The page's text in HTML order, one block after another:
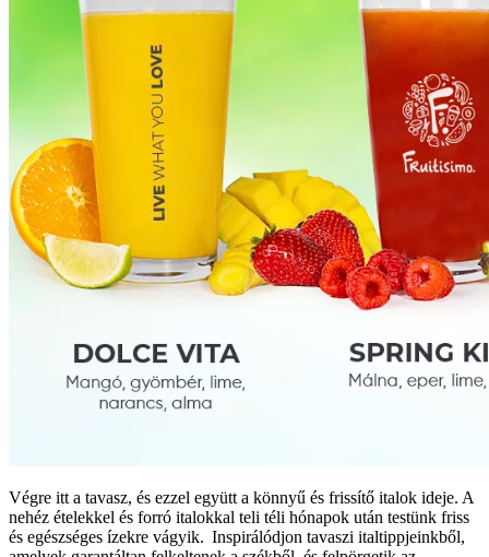
Végre itt a tavasz, és ezzel együtt a könnyű és frissítő italok ideje. A
nehéz ételekkel és forró italokkal teli téli hónapok után testünk friss
és egészséges ízekre vágyik. Inspirálódjon tavaszi italtippjeinkből,